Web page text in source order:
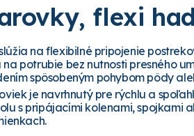
flexi
na flexibilné pripojenie
potrubie bez nutnosti presného
spôsobeným pohybom pôdy
je navrhnutý pre rýchlu a
s pripájacími kolenami, spojkami